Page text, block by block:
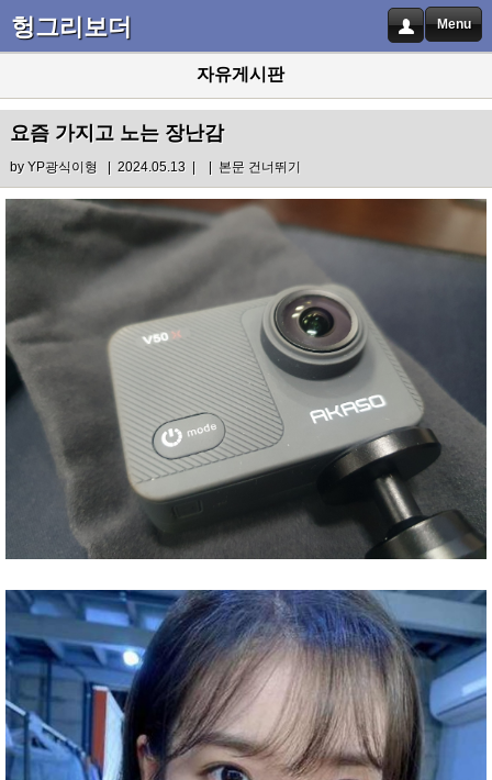
헝그리보더 Menu
자유게시판
요즘 가지고 노는 장난감
byYP광식이형 | 2024.05.13 | | 본문 건너뛰기